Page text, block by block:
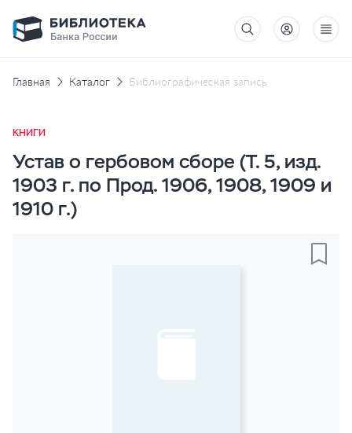
Главная Каталог Библиографическая запись
КНИГИ
Устав о гербовом сборе (Т. 5, изд.
1903 г. по Прод. 1906, 1908, 1909 и
1910 г.)